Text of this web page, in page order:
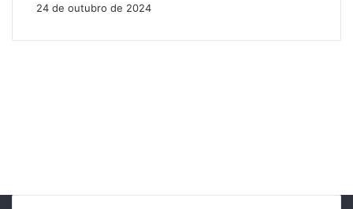
24 de outubro de 2024